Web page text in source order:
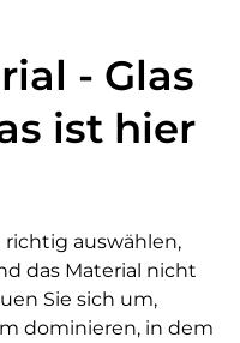
- Glas
ist hier
auswählen,
das Material nicht
Sie sich um,
dominieren, in dem